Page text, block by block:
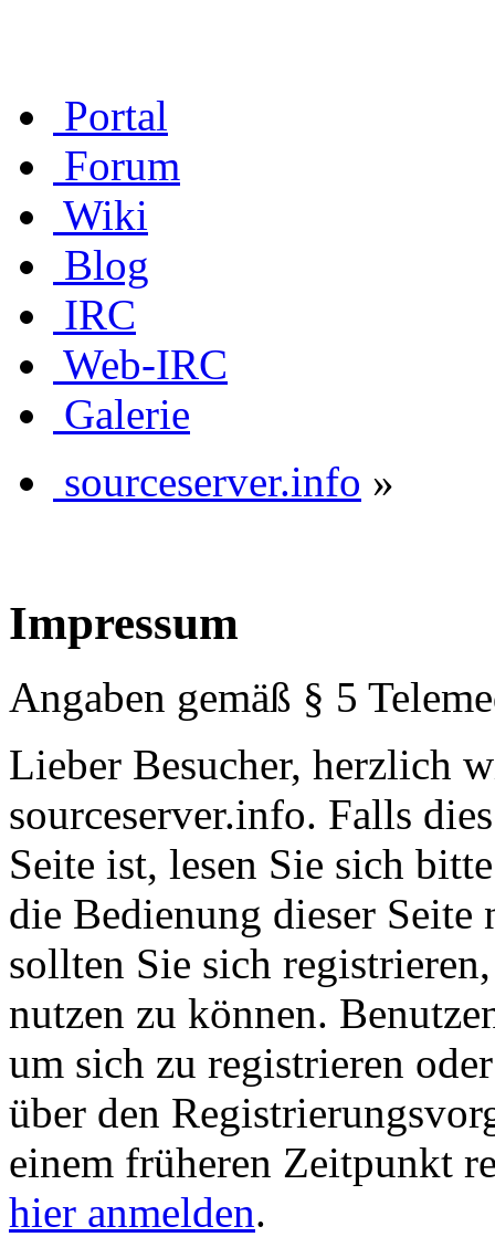
Portal
Forum
Wiki
Blog
IRC
Web-IRC
Galerie
sourceserver.info »
Impressum
Angaben gemäß § 5
Lieber Besucher, herzlich
sourceserver.info. Falls
Seite ist, lesen Sie sich
die Bedienung dieser Seite
sollten Sie sich
nutzen zu können.
um sich zu registrieren
über den
einem früheren Zeitpunkt
hier anmelden.